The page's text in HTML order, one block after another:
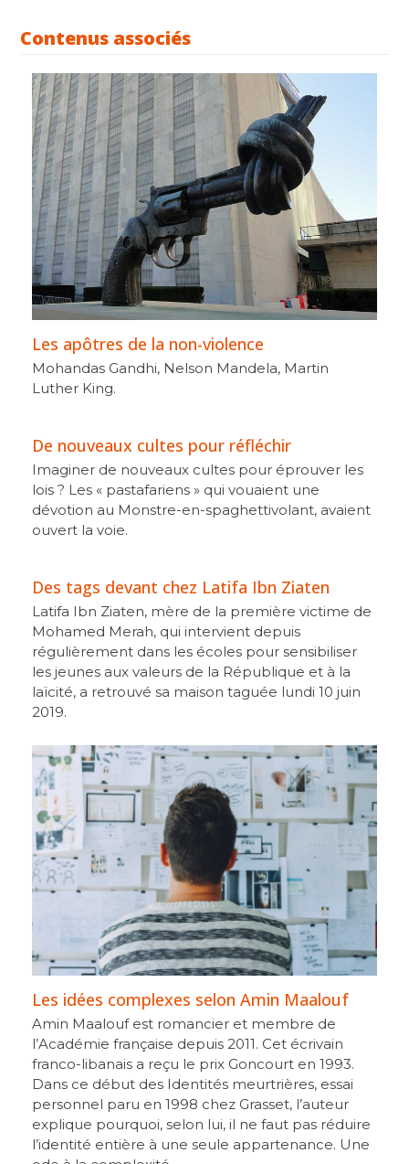
Contenus associés
Les apôtres de la non-violence
Mohandas Gandhi, Nelson Mandela, Martin
Luther King.
De nouveaux cultes pour réfléchir
Imaginer de nouveaux cultes pour éprouver les
lois ? Les « pastafariens » qui vouaient une
dévotion au Monstre-en-spaghettivolant, avaient
ouvert la voie.
Des tags devant chez Latifa Ibn Ziaten
Latifa Ibn Ziaten, mère de la première victime de
Mohamed Merah, qui intervient depuis
régulièrement dans les écoles pour sensibiliser
les jeunes aux valeurs de la République et à la
laïcité, a retrouvé sa maison taguée lundi 10 juin
2019.
Les idées complexes selon Amin Maalouf
Amin Maalouf est romancier et membre de
l’Académie française depuis 2011. Cet écrivain
franco-libanais a reçu le prix Goncourt en 1993.
Dans ce début des Identités meurtrières, essai
personnel paru en 1998 chez Grasset, l’auteur
explique pourquoi, selon lui, il ne faut pas réduire
l’identité entière à une seule appartenance. Une